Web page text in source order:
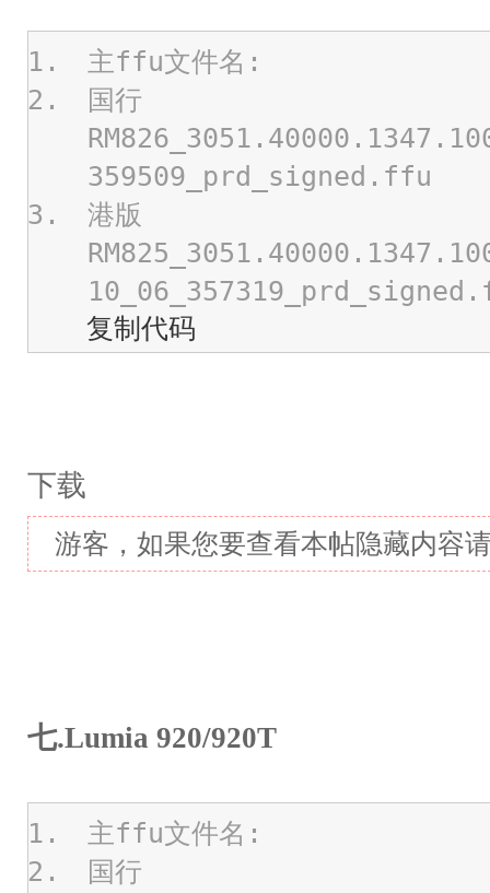
主ffu文件名:
国行
359509_prd_signed.ffu
港版
复制代码
下载
游客，如果您要查看本帖隐藏内容
七.Lumia 920/920T
主ffu文件名:
国行